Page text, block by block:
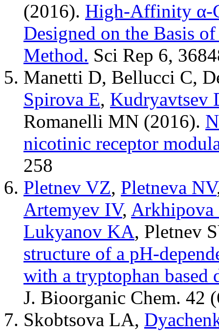
(2016). High-Affinity α-
Designed on the Basis
Method. Sci Rep 6,
Manetti D, Bellucci C,
Spirova E, Kudryavtsev
Romanelli MN (2016).
nicotinic receptor
258
Pletnev VZ, Pletneva NV
Artemyev IV, Arkhipova
Lukyanov KA, Pletnev
structure of a pH-
with a tryptophan based
J. Bioorganic Chem. 42
Skobtsova LA,